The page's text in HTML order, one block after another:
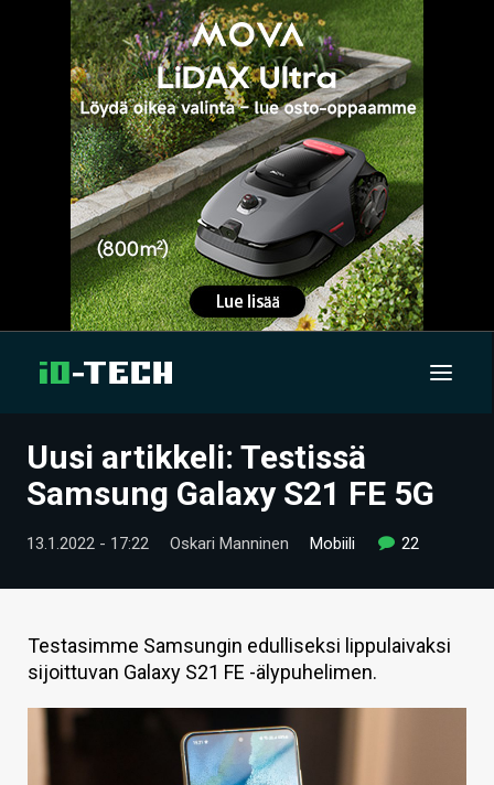
UUTISET
TIETOA
HINTA.FI
Uusi artikkeli: Testissä
Samsung Galaxy S21 FE 5G
13.1.2022 - 17:22 Oskari Manninen Mobiili 22
Testasimme Samsungin edulliseksi lippulaivaksi
sijoittuvan Galaxy S21 FE -älypuhelimen.